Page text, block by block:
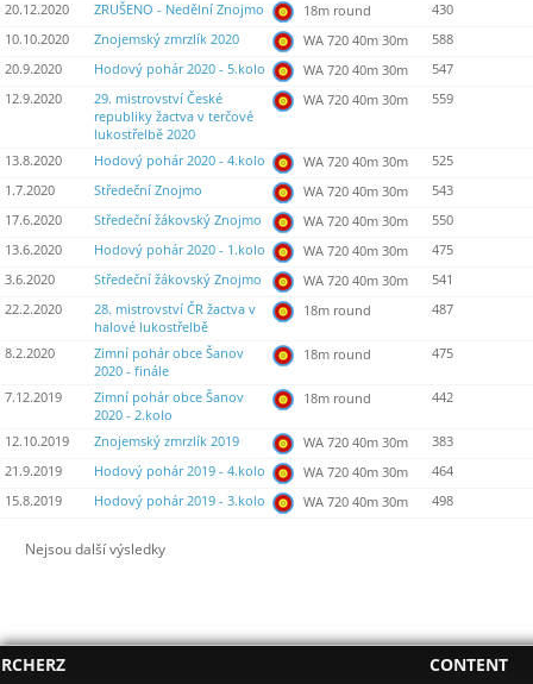
20.12.2020 ZRUŠENO - Nedělní Znojmo 18m round
430
10.10.2020
Znojemský zmrzlík 2020 WA 720 40m 30m
588
20.9.2020
Hodový pohár 2020 - 5.kolo WA 720 40m 30m
547
12.9.2020
29. mistrovství České
republiky žactva v terčové
lukostřelbě 2020
WA 720 40m 30m 559
13.8.2020 Hodový pohár 2020 - 4.kolo WA 720 40m 30m
525
1.7.2020
Středeční Znojmo WA 720 40m 30m
543
17.6.2020
Středeční žákovský Znojmo WA 720 40m 30m
550
13.6.2020
Hodový pohár 2020 - 1.kolo WA 720 40m 30m
475
3.6.2020
Středeční žákovský Znojmo WA 720 40m 30m
541
22.2.2020
28. mistrovství ČR žactva v
halové lukostřelbě
18m round 487
8.2.2020
Zimní pohár obce Šanov
2020 - finále
18m round 475
7.12.2019
Zimní pohár obce Šanov
2020 - 2.kolo
18m round 442
12.10.2019 Znojemský zmrzlík 2019 WA 720 40m 30m
383
21.9.2019
Hodový pohár 2019 - 4.kolo WA 720 40m 30m
464
15.8.2019
Hodový pohár 2019 - 3.kolo WA 720 40m 30m 498
Nejsou další výsledky
RCHERZ CONTENT